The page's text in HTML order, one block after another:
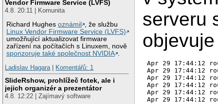
Vendor Firmware Service (LVFS)
4.8. 20:11 | Komunita
Richard Hughesoznámil
, že službu
Linux Vendor Firmware Service (LVFS)
umožňující aktualizovat firmware
zařízení na počítačích s Linuxem, nově
sponzoruje také společnost NVIDIA
Ladislav Hagara| Komentářů: 1
SlideRshow, prohlížeč fotek, ale i
jejich organizér a prezentátor
4.8. 12:22 | Zajímavý software
serveru
Apr 29 17:44:12
Apr 29 17:44:12
Apr 29 17:44:12
Apr 29 17:44:12
Apr 29 17:44:12
Apr 29 17:44:12